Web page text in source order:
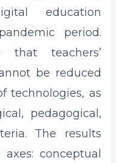
education
period.
that teachers’
be reduced
technologies, as
pedagogical,
The results
conceptual